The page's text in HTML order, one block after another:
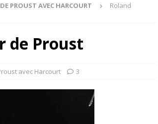
PROUST AVEC HARCOURT
Roland
de Proust
avec Harcourt 3